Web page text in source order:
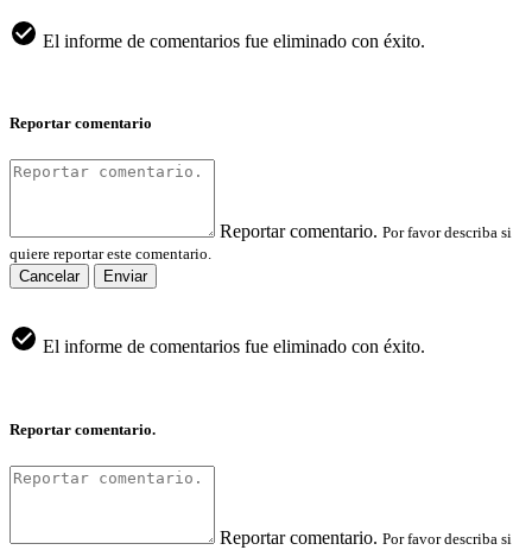
El informe de comentarios fue eliminado con éxito.
Reportar comentario
Reportar comentario. Por favor describa si
quiere reportar este comentario.
Cancelar
Enviar
El informe de comentarios fue eliminado con éxito.
Reportar comentario.
Reportar comentario. Por favor describa si